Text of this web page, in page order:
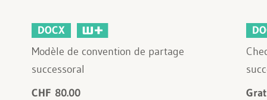
DOCX
Modèle de convention de partage
successoral
CHF 80.00